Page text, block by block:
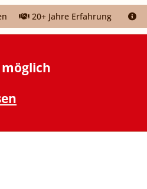
20+ Jahre Erfahrung